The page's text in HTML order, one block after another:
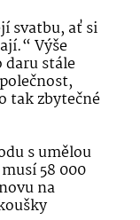
svatbu, ať si
Výše
daru stále
tak zbytečné
s umělou
58 000
na